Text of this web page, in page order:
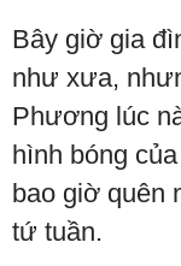
Bây giờ gia
như xưa,
Phương lúc
hình bóng
bao giờ quên
tứ tuần.